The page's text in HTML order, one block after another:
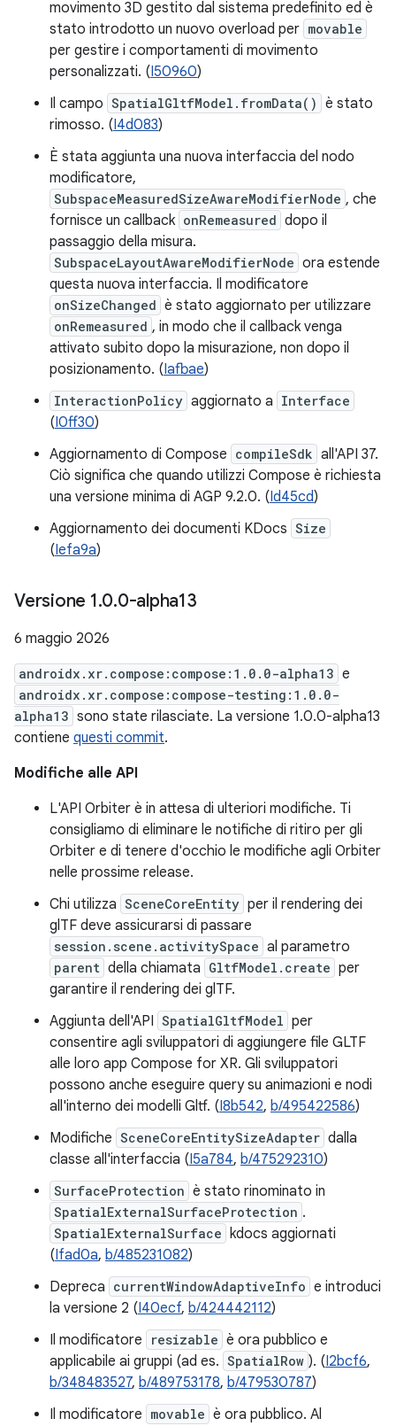
movimento 3D gestito dal sistema predefinito ed è
stato introdotto un nuovo overload per movable
per gestire i comportamenti di movimento
personalizzati. (I50960)
Il campo SpatialGltfModel.fromData() è stato
rimosso. (I4d083)
È stata aggiunta una nuova interfaccia del nodo
modificatore,
SubspaceMeasuredSizeAwareModifierNode , che
fornisce un callback onRemeasured dopo il
passaggio della misura.
SubspaceLayoutAwareModifierNode ora estende
questa nuova interfaccia. Il modificatore
onSizeChanged è stato aggiornato per utilizzare
onRemeasured , in modo che il callback venga
attivato subito dopo la misurazione, non dopo il
posizionamento. (Iafbae)
InteractionPolicy aggiornato a Interface
(I0ff30)
Aggiornamento di Compose compileSdk all'API 37.
Ciò significa che quando utilizzi Compose è richiesta
una versione minima di AGP 9.2.0. (Id45cd)
Aggiornamento dei documenti KDocs Size
(Iefa9a)
Versione 1.0.0-alpha13
6 maggio 2026
androidx.xr.compose:compose:1.0.0-alpha13 e
androidx.xr.compose:compose-testing:1.0.0-
alpha13 sono state rilasciate. La versione 1.0.0-alpha13
contiene questi commit.
Modifiche alle API
L'API Orbiter è in attesa di ulteriori modifiche. Ti
consigliamo di eliminare le notifiche di ritiro per gli
Orbiter e di tenere d'occhio le modifiche agli Orbiter
nelle prossime release.
Chi utilizza SceneCoreEntity per il rendering dei
glTF deve assicurarsi di passare
session.scene.activitySpace al parametro
parent della chiamata GltfModel.create per
garantire il rendering dei glTF.
Aggiunta dell'API SpatialGltfModel per
consentire agli sviluppatori di aggiungere file GLTF
alle loro app Compose for XR. Gli sviluppatori
possono anche eseguire query su animazioni e nodi
all'interno dei modelli Gltf. (I8b542, b/495422586)
Modifiche SceneCoreEntitySizeAdapter dalla
classe all'interfaccia (I5a784, b/475292310)
SurfaceProtection è stato rinominato in
SpatialExternalSurfaceProtection .
SpatialExternalSurface kdocs aggiornati
(Ifad0a, b/485231082)
Depreca currentWindowAdaptiveInfo e introduci
la versione 2 (I40ecf, b/424442112)
Il modificatore
resizable è ora pubblico e
applicabile ai gruppi (ad es. SpatialRow ). (I2bcf6,
b/348483527, b/489753178, b/479530787)
Il modificatore movable è ora pubblico. Al